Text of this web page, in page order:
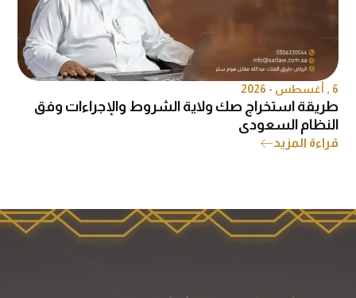
6 , أغسطس - 2026
طريقة استخراج صك ولاية الشروط والإجراءات وفق
النظام السعودي
قراءة المزيد